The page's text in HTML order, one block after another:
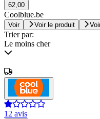
62,00
Coolblue.be
Voir Voir le produit
Trier par:
Le moins cher
12 avis